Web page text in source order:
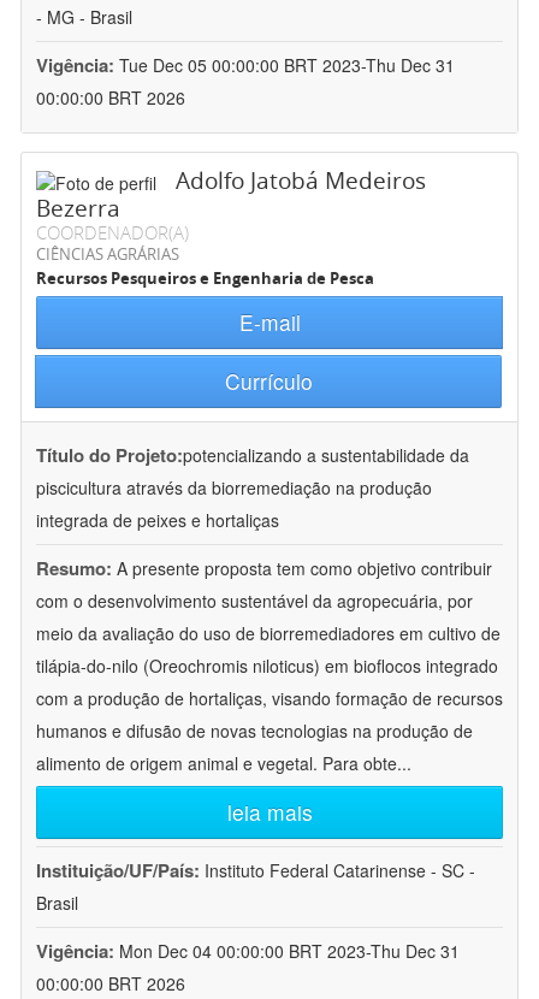
- MG - Brasil
Vigência: Tue Dec 05 00:00:00 BRT 2023-Thu Dec 31
00:00:00 BRT 2026
Adolfo Jatobá Medeiros
Bezerra
COORDENADOR(A)
CIÊNCIAS AGRÁRIAS
Recursos Pesqueiros e Engenharia de Pesca
E-mail
Currículo
Título do Projeto:potencializando a sustentabilidade da
piscicultura através da biorremediação na produção
integrada de peixes e hortaliças
Resumo: A presente proposta tem como objetivo contribuir
com o desenvolvimento sustentável da agropecuária, por
meio da avaliação do uso de biorremediadores em cultivo de
tilápia-do-nilo (Oreochromis niloticus) em bioflocos integrado
com a produção de hortaliças, visando formação de recursos
humanos e difusão de novas tecnologias na produção de
alimento de origem animal e vegetal. Para obte...
leia mais
Instituição/UF/País: Instituto Federal Catarinense - SC -
Brasil
Vigência: Mon Dec 04 00:00:00 BRT 2023-Thu Dec 31
00:00:00 BRT 2026